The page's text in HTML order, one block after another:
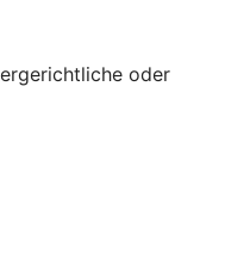
oder